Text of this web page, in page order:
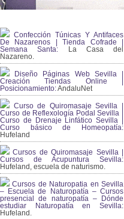
Confección Túnicas Y Antifaces
De Nazarenos | Tienda Cofrade |
Semana Santa: La Casa del
Nazareno.
Diseño Páginas Web Sevilla |
Creación Tiendas Online |
Posicionamiento:AndaluNet
Curso de Quiromasaje Sevilla |
Curso de Reflexología Podal Sevilla |
Curso de Drenaje Linfático Sevilla |
Curso básico de Homeopatía:
Hufeland
Cursos de Quiromasaje Sevilla |
Cursos de Acupuntura Sevilla:
Hufeland, escuela de naturismo.
Cursos de Naturopatia en Sevilla
– Escuela de Naturopatía – Cursos
presencial de naturopatía – Dónde
estudiar Naturopatía en Sevilla:
Hufeland.